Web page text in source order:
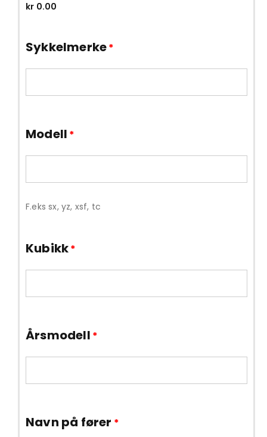
kr 0.00
Sykkelmerke*
Modell *
F.eks sx, yz, xsf, tc
Kubikk*
Årsmodell *
Navn på fører *